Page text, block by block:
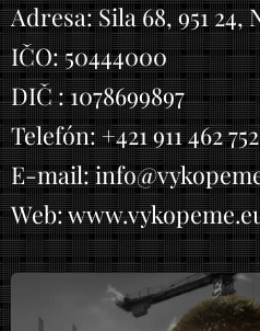
Adresa: Sila 68, 951 24,
IČO: 50444000
DIČ : 1078699897
Telefón: +421 911 462 752
E-mail:
Web: